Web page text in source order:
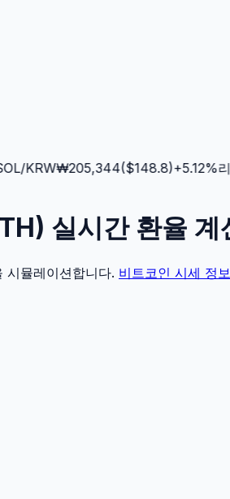
/KRW₩205,344($148.8)+5.12%리플
실시간 환율 계
시뮬레이션합니다. 비트코인 시세 정보